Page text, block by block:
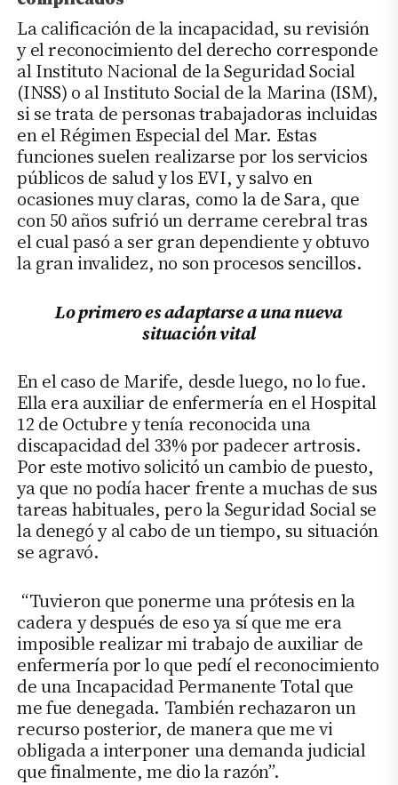
La calificación de la incapacidad, su revisión
y el reconocimiento del derecho corresponde
al Instituto Nacional de la Seguridad Social
(INSS) o al Instituto Social de la Marina (ISM),
si se trata de personas trabajadoras incluidas
en el Régimen Especial del Mar. Estas
funciones suelen realizarse por los servicios
públicos de salud y los EVI, y salvo en
ocasiones muy claras, como la de Sara, que
con 50 años sufrió un derrame cerebral tras
el cual pasó a ser gran dependiente y obtuvo
la gran invalidez, no son procesos sencillos.
Lo primero es adaptarse a una nueva
situación vital
En el caso de Marife, desde luego, no lo fue.
Ella era auxiliar de enfermería en el Hospital
12 de Octubre y tenía reconocida una
discapacidad del 33% por padecer artrosis.
Por este motivo solicitó un cambio de puesto,
ya que no podía hacer frente a muchas de sus
tareas habituales, pero la Seguridad Social se
la denegó y al cabo de un tiempo, su situación
se agravó.
“Tuvieron que ponerme una prótesis en la
cadera y después de eso ya sí que me era
imposible realizar mi trabajo de auxiliar de
enfermería por lo que pedí el reconocimiento
de una Incapacidad Permanente Total que
me fue denegada. También rechazaron un
recurso posterior, de manera que me vi
obligada a interponer una demanda judicial
que finalmente, me dio la razón”.